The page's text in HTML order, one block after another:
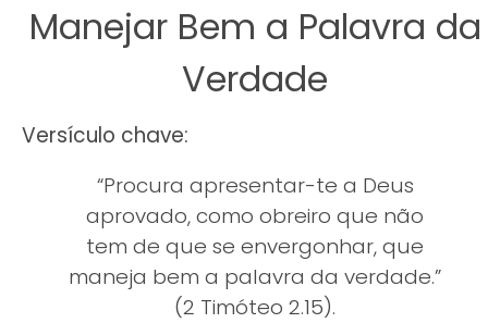
Manejar Bem a Palavra da
Verdade
Versículo chave:
“Procura apresentar-te a Deus
aprovado, como obreiro que não
tem de que se envergonhar, que
maneja bem a palavra da verdade.”
(2 Timóteo 2.15).